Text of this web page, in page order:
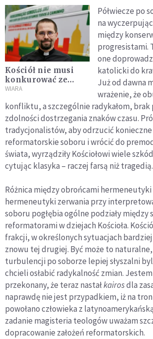
Kościół nie musi
konkurować ze
światem
WIARA
Półwiecze po
na
między
progresistami.
one
katolicki do
Już od dawna
wrażenie, że
konfliktu, a szczególnie radykałom, brak
zdolności dostrzegania znaków czasu.
tradycjonalistów, aby odrzucić
reformatorskie soboru i wrócić do
świata, wyrządziły Kościołowi wiele
cytując klasyka – raczej farsą niż tragedią.
Różnica między obrońcami hermeneutyki
hermeneutyki zerwania przy
soboru pogłębia ogólne podziały
reformatorami w dziejach Kościoła.
frakcji, w określonych sytuacjach
znowu tej drugiej. Być może to
turbulencji po soborze lepiej słyszalni
chcieli osłabić radykalność zmian.
przekonany, że teraz nastałkairosdla
naprawdę nie jest przypadkiem, iż na
powołano człowieka z
zadanie magisteria teologów uważam
dopracowanie założeń reformatorskich.